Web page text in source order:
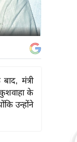
मंत्री
के
उन्होंने